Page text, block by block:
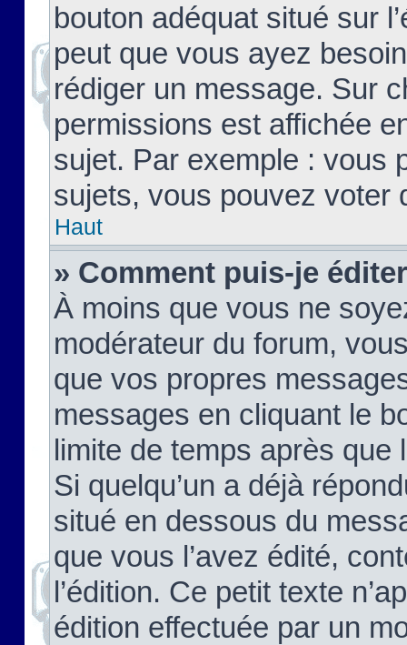
bouton adéquat situé sur
peut que vous ayez
rédiger un message. Sur
permissions est affichée
sujet. Par exemple : vous
sujets, vous pouvez voter
Haut
» Comment puis-je
À moins que vous ne
modérateur du forum,
que vos propres
messages en cliquant le
limite de temps après que
Si quelqu’un a déjà
situé en dessous du
que vous l’avez édité,
l’édition. Ce petit texte
édition effectuée par un